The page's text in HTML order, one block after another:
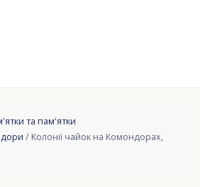
та пам'ятки
/ Колонії чайок на Комондорах,